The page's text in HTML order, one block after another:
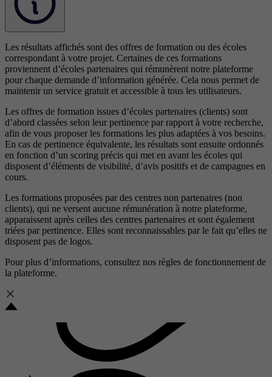
Les résultats affichés sont des offres de formation ou des écoles
correspondant à votre projet. Certaines de ces formations
proviennent d’écoles partenaires qui rémunèrent notre plateforme
pour chaque demande d’information générée. Cela nous permet de
maintenir un service gratuit et accessible à tous les utilisateurs.
Les offres de formation issues d’écoles partenaires (clients) sont
d’abord classées selon leur pertinence par rapport à votre recherche,
afin de vous proposer les formations les plus adaptées à vos besoins.
En cas de pertinence équivalente, les résultats sont ensuite ordonnés
en fonction d’un scoring précis qui met en avant les écoles qui
disposent d’éléments de visibilité, d’avis positifs et de campagnes en
cours.
Les formations proposées par des centres non partenaires (non
clients), qui ne versent aucune rémunération à notre plateforme,
apparaissent après celles des centres partenaires et sont également
triées par pertinence. Elles sont reconnaissables par le fait qu’elles ne
disposent pas de logos.
Pour plus d’informations, consultez nos règles de fonctionnement de
la plateforme.